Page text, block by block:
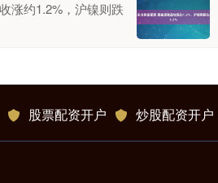
涨约1.2%，沪镍则跌
股票配资开户 炒股配资开户